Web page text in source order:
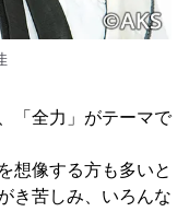
「全力」がテーマで
想像する方も多いと
き苦しみ、いろんな